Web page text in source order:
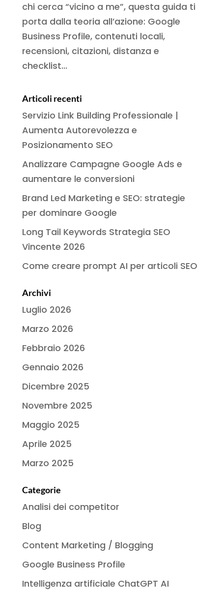
chi cerca “vicino a me”, questa guida ti
porta dalla teoria all’azione: Google
Business Profile, contenuti locali,
recensioni, citazioni, distanza e
checklist...
Articoli recenti
Servizio Link Building Professionale |
Aumenta Autorevolezza e
Posizionamento SEO
Analizzare Campagne Google Ads e
aumentare le conversioni
Brand Led Marketing e SEO: strategie
per dominare Google
Long Tail Keywords Strategia SEO
Vincente 2026
Come creare prompt AI per articoli SEO
Archivi
Luglio 2026
Marzo 2026
Febbraio 2026
Gennaio 2026
Dicembre 2025
Novembre 2025
Maggio 2025
Aprile 2025
Marzo 2025
Categorie
Analisi dei competitor
Blog
Content Marketing / Blogging
Google Business Profile
Intelligenza artificiale ChatGPT AI